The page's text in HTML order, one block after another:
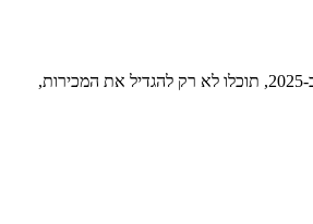
אפקט איקאה ואפקט הבעלות הם שני צדדים של אותו מטבע: שניהם מדגימים כיצד מעורבות ובעלות יוצרות ערך רגשי. על ידי שילוב העקרונות הללו באסטרטגיית השיווק שלכם ב-2025, תוכלו לא רק להגדיל את המכירות,